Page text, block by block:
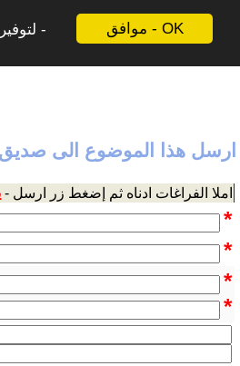
موافق - OK
ارسل هذا الموضوع الى
املا الفراغات ادناه ثم إضغط زر ارسل -
*
*
*
*